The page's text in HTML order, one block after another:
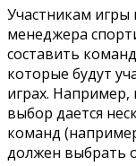
Участникам игры
менеджера
составить
которые будут
играх. Например,
выбор дается
команд
должен выбрать